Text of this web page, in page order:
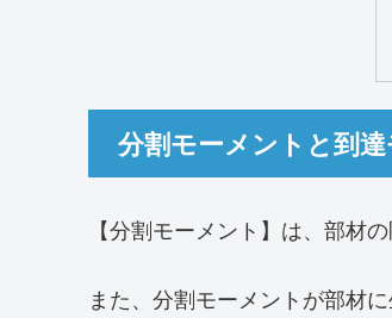
分割モーメントと到
【分割モーメント】は、部材
また、分割モーメントが部材